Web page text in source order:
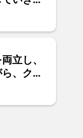
立し、
、クレ
りたい